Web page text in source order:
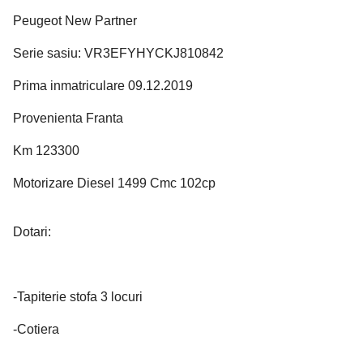
Peugeot New Partner
Serie sasiu: VR3EFYHYCKJ810842
Prima inmatriculare 09.12.2019
Provenienta Franta
Km 123300
Motorizare Diesel 1499 Cmc 102cp
Dotari:
-Tapiterie stofa 3 locuri
-Cotiera